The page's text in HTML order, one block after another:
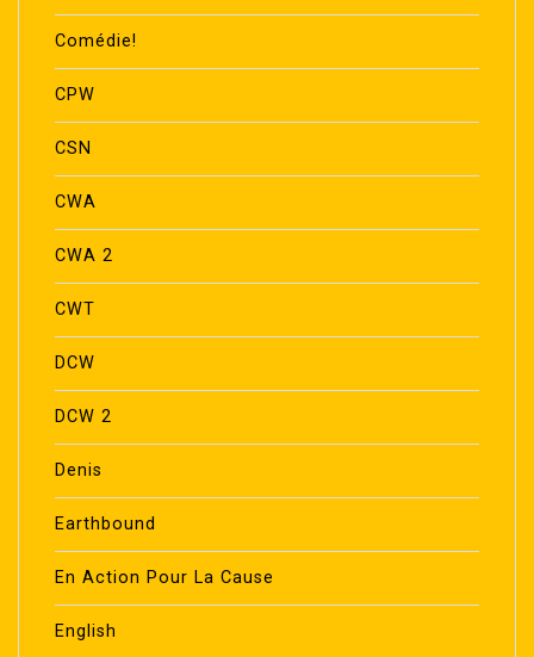
Comédie!
CPW
CSN
CWA
CWA 2
CWT
DCW
DCW 2
Denis
Earthbound
En Action Pour La Cause
English